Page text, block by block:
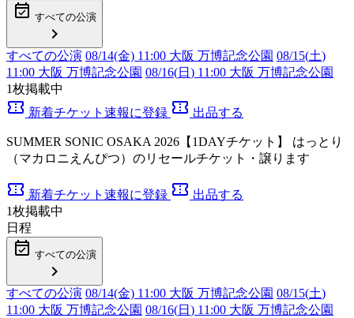
event_available すべての公演
chevron_right
すべての公演 08/14(金) 11:00 大阪 万博記念公園 08/15(土)
11:00 大阪 万博記念公園 08/16(日 ) 11:00 大阪 万博記念公園
1枚掲載中
confirmation_number 新着チケット速報に登録 confirmation_number 出品する
SUMMER SONIC OSAKA 2026【1DAYチケット】 はっとり
（マカロニえんぴつ）のリセールチケット・譲ります
confirmation_number 新着チケット速報に登録 confirmation_number 出品する
1枚掲載中
日程
event_available すべての公演
chevron_right
すべての公演 08/14(金) 11:00 大阪 万博記念公園 08/15(土)
11:00 大阪 万博記念公園 08/16(日 ) 11:00 大阪 万博記念公園